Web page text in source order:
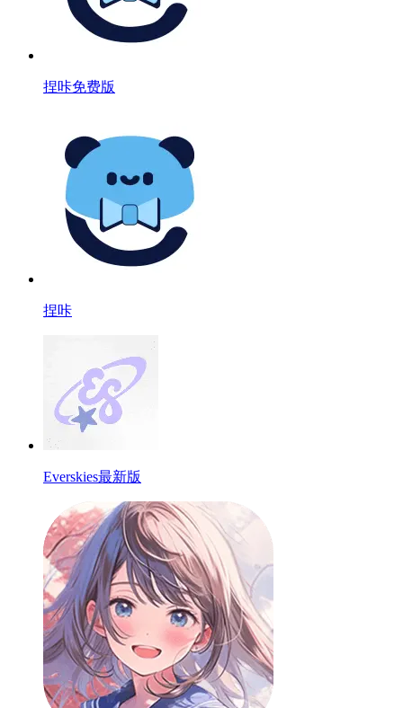
捏咔免费版
捏咔
Everskies最新版